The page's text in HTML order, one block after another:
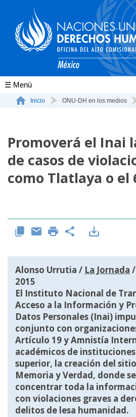
Conócenos
La ONU-DH en México
Vacantes ONU-DH México
ONU-DH en el tiempo
Inicio ONU-DH en los medios
Promoverá el Inai
de casos de
como Tlatlaya o el
Alonso Urrutia / La Jornada
2015
El Instituto Nacional de
Acceso a la Información y
Datos Personales (Inai)
conjunto con
Artículo 19 y Amnistía
académicos de
superior, la creación del
Memoria y Verdad, donde
concentrar toda la
con violaciones graves a
delitos de lesa humanidad.